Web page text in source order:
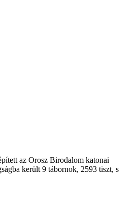
az Orosz Birodalom katonai
került 9 tábornok, 2593 tiszt, s